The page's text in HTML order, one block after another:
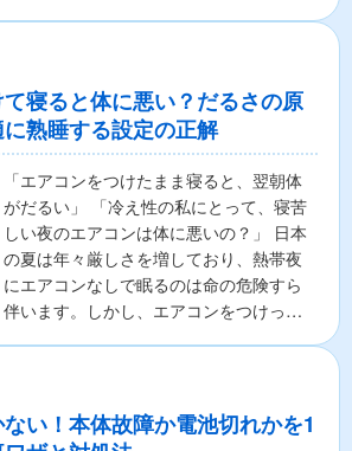
寝ると体に悪い？だるさの原
熟睡する設定の正解
「エアコンをつけたまま寝ると、翌朝体
がだるい」 「冷え性の私にとって、寝苦
しい夜のエアコンは体に悪いの？」 日本
の夏は年々厳しさを増しており、熱帯夜
にエアコンなしで眠るのは命の危険すら
伴います。しかし、エアコンをつけっぱ
い！本体故障か電池切れかを1